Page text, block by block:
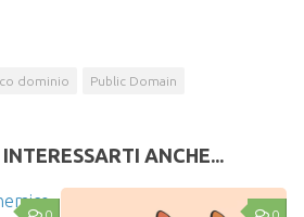
dominio Public Domain
ANCHE...
0 0